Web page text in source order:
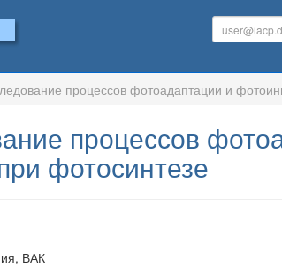
процессов фотоадаптации и
процессов
фотосинтезе
ВАК